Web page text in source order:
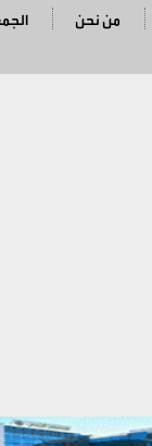
2026-08-07 من نحن